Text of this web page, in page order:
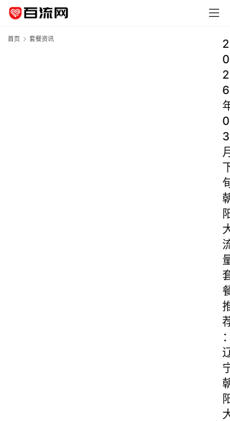
首页 套餐资讯
2
0
2
6
0
3